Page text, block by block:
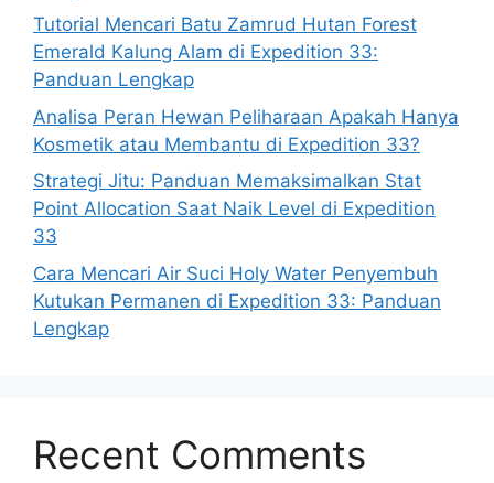
Tutorial Mencari Batu Zamrud Hutan Forest
Emerald Kalung Alam di Expedition 33:
Panduan Lengkap
Analisa Peran Hewan Peliharaan Apakah Hanya
Kosmetik atau Membantu di Expedition 33?
Strategi Jitu: Panduan Memaksimalkan Stat
Point Allocation Saat Naik Level di Expedition
33
Cara Mencari Air Suci Holy Water Penyembuh
Kutukan Permanen di Expedition 33: Panduan
Lengkap
Recent Comments